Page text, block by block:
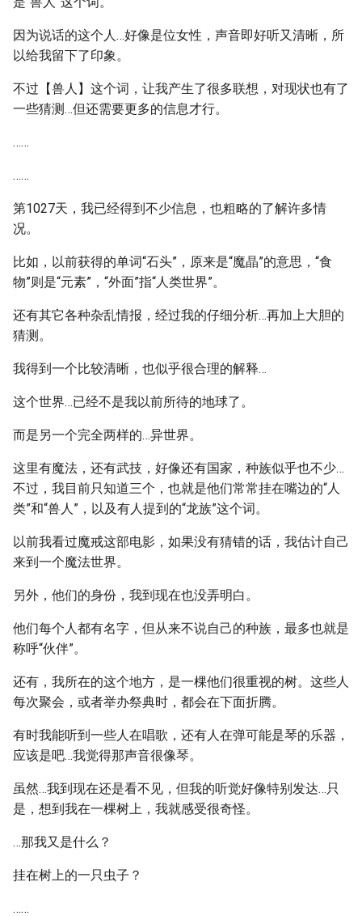
因为说话的这个人…好像是位女性，声音即好听又清晰，所
以给我留下了印象。
不过【兽人】这个词，让我产生了很多联想，对现状也有了
一些猜测…但还需要更多的信息才行。
……
……
第1027天，我已经得到不少信息，也粗略的了解许多情
况。
比如，以前获得的单词“石头”，原来是“魔晶”的意思，“食
物”则是“元素”，“外面”指“人类世界”。
还有其它各种杂乱情报，经过我的仔细分析…再加上大胆的
猜测。
我得到一个比较清晰，也似乎很合理的解释…
这个世界…已经不是我以前所待的地球了。
而是另一个完全两样的…异世界。
这里有魔法，还有武技，好像还有国家，种族似乎也不少…
不过，我目前只知道三个，也就是他们常常挂在嘴边的“人
类”和“兽人”，以及有人提到的“龙族”这个词。
以前我看过魔戒这部电影，如果没有猜错的话，我估计自己
来到一个魔法世界。
另外，他们的身份，我到现在也没弄明白。
他们每个人都有名字，但从来不说自己的种族，最多也就是
称呼“伙伴”。
还有，我所在的这个地方，是一棵他们很重视的树。这些人
每次聚会，或者举办祭典时，都会在下面折腾。
有时我能听到一些人在唱歌，还有人在弹可能是琴的乐器，
应该是吧…我觉得那声音很像琴。
虽然…我到现在还是看不见，但我的听觉好像特别发达…只
是，想到我在一棵树上，我就感受很奇怪。
…那我又是什么？
挂在树上的一只虫子？
……